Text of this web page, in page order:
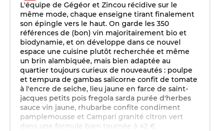
L'équipe de Gégéor et Zincou récidive sur le
même mode, chaque enseigne tirant finalement
son épingle vers le haut. On garde les 350
références de (bon) vin majoritairement bio et
biodynamie, et on développe dans ce nouvel
espace une cuisine plutôt recherchée et même
un brin alambiquée, mais bien adaptée au
quartier toujours curieux de nouveautés : poulpe
et tempura de gambas salicorne confit de tomate
à l'encre de seiche, lieu jaune en farce de saint-
jacques petits pois fregola sarda purée d'herbes
sauce vin jaune, rhubarbe confite condiment
pamplemousse et Campari granité citron vert
dans une formule bien tournée à 42 €.